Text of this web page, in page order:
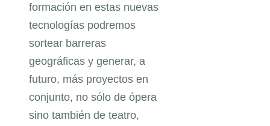
formación en estas nuevas
tecnologías podremos
sortear barreras
geográficas y generar, a
futuro, más proyectos en
conjunto, no sólo de ópera
sino también de teatro,